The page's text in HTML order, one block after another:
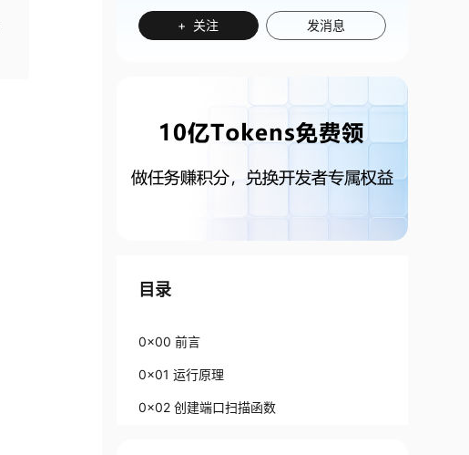
+ 关注 发消息
目录
0x00 前言
0x01 运行原理
0x02 创建端口扫描函数